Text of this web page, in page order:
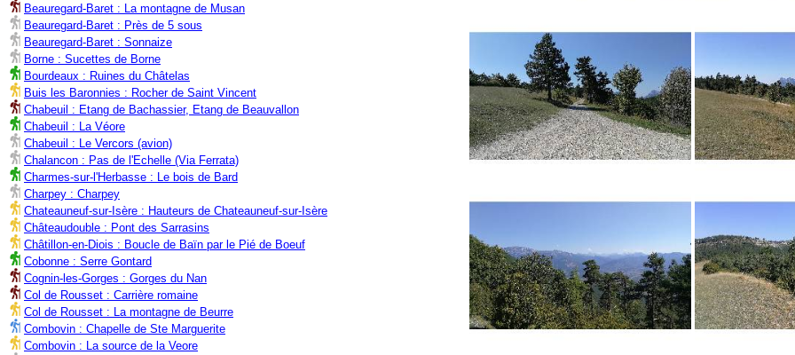
Beauregard-Baret : La montagne de Musan
Beauregard-Baret : Près de 5 sous
Beauregard-Baret : Sonnaize
Borne : Sucettes de Borne
Bourdeaux : Ruines du Châtelas
Buis les Baronnies : Rocher de Saint Vincent
Chabeuil : Etang de Bachassier, Etang de Beauvallon
Chabeuil : La Véore
Chabeuil : Le Vercors (avion)
Chalancon : Pas de l'Echelle (Via Ferrata)
Charmes-sur-l'Herbasse : Le bois de Bard
Charpey : Charpey
Chateauneuf-sur-Isère : Hauteurs de Chateauneuf-sur-Isère
Châteaudouble : Pont des Sarrasins
Châtillon-en-Diois : Boucle de Baïn par le Pié de Boeuf
Cobonne : Serre Gontard
Cognin-les-Gorges : Gorges du Nan
Col de Rousset : Carrière romaine
Col de Rousset : La montagne de Beurre
Combovin : Chapelle de Ste Marguerite
Combovin : La source de la Veore